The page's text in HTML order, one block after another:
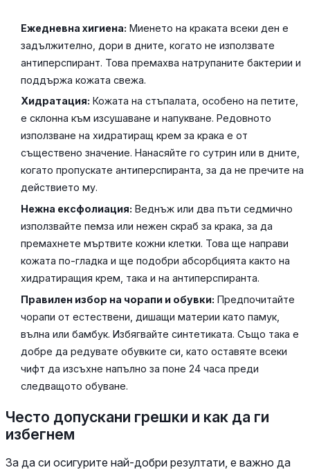
Ежедневна хигиена: Миенето на краката всеки ден е
задължително, дори в дните, когато не използвате
антиперспирант. Това премахва натрупаните бактерии и
поддържа кожата свежа.
Хидратация: Кожата на стъпалата, особено на петите,
е склонна към изсушаване и напукване. Редовното
използване на хидратиращ крем за крака е от
съществено значение. Нанасяйте го сутрин или в дните,
когато пропускате антиперспиранта, за да не пречите на
действието му.
Нежна ексфолиация: Веднъж или два пъти седмично
използвайте пемза или нежен скраб за крака, за да
премахнете мъртвите кожни клетки. Това ще направи
кожата по-гладка и ще подобри абсорбцията както на
хидратиращия крем, така и на антиперспиранта.
Правилен избор на чорапи и обувки: Предпочитайте
чорапи от естествени, дишащи материи като памук,
вълна или бамбук. Избягвайте синтетиката. Също така е
добре да редувате обувките си, като оставяте всеки
чифт да изсъхне напълно за поне 24 часа преди
следващото обуване.
Често допускани грешки и как да ги
избегнем
За да си осигурите най-добри резултати, е важно да